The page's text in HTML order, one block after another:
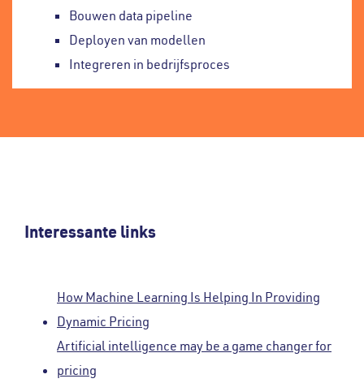
Bouwen data pipeline
Deployen van modellen
Integreren in bedrijfsproces
Interessante links
How Machine Learning Is Helping In Providing
Dynamic Pricing
Artificial intelligence may be a game changer for
pricing